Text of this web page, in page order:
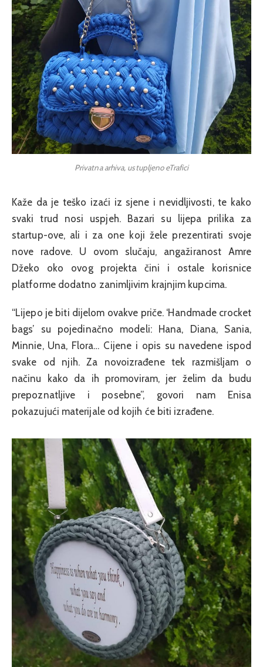
Privatna arhiva, ustupljeno eTrafici
Kaže da je teško izaći iz sjene i nevidljivosti, te kako
svaki trud nosi uspjeh. Bazari su lijepa prilika za
startup-ove, ali i za one koji žele prezentirati svoje
nove radove. U ovom slučaju, angažiranost Amre
Džeko oko ovog projekta čini i ostale korisnice
platforme dodatno zanimljivim krajnjim kupcima.
“Lijepo je biti dijelom ovakve priče. ‘Handmade crocket
bags’ su pojedinačno modeli: Hana, Diana, Sania,
Minnie, Una, Flora… Cijene i opis su navedene ispod
svake od njih. Za novoizrađene tek razmišljam o
načinu kako da ih promoviram, jer želim da budu
prepoznatljive i posebne”, govori nam Enisa
pokazujući materijale od kojih će biti izrađene.